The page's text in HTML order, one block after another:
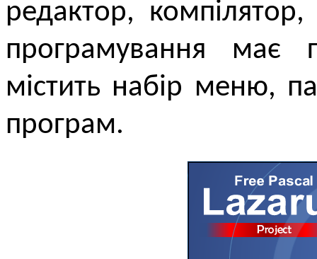
редактор,
програмування має
містить набір меню,
програм.